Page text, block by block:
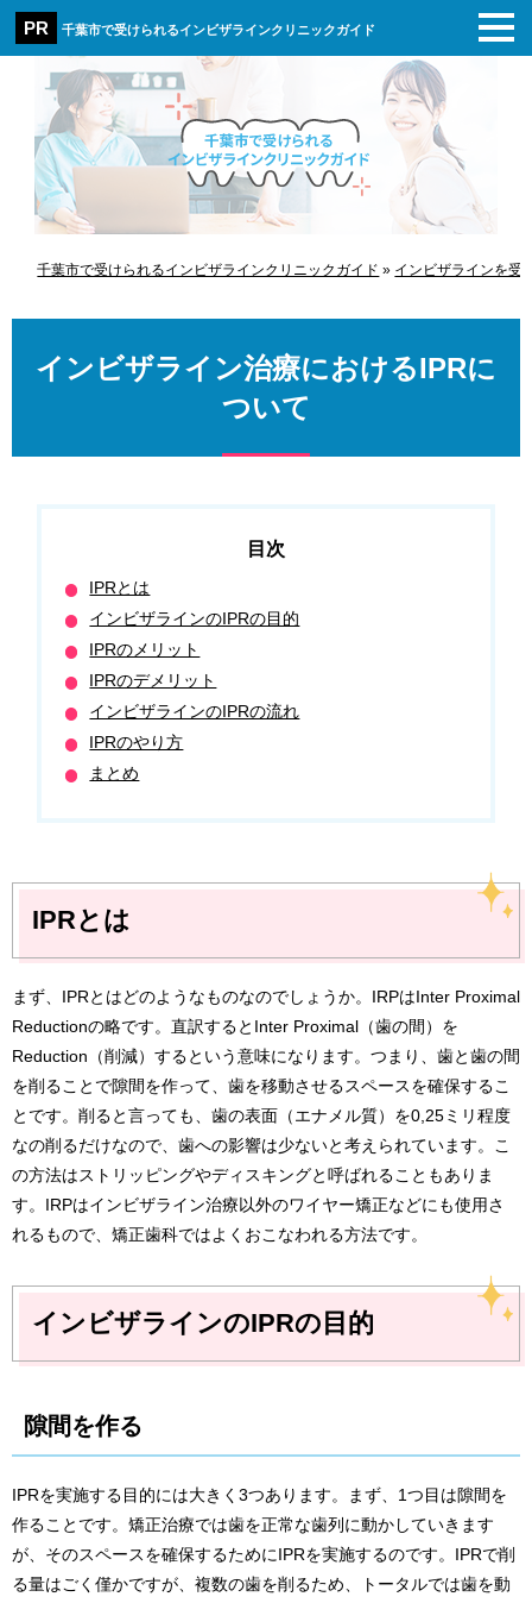
千葉市で受けられるインビザラインクリニックガイド
千葉市で受けられるインビザラインクリニックガイド » インビザラインを受
インビザライン治療におけるIPRに
ついて
IPRとは
インビザラインのIPRの目的
IPRのメリット
IPRのデメリット
インビザラインのIPRの流れ
IPRのやり方
まとめ
IPRとは
まず、IPRとはどのようなものなのでしょうか。IRPはInter Proximal
Reductionの略です。直訳するとInter Proximal（歯の間）を
Reduction（削減）するという意味になります。つまり、歯と歯の間
を削ることで隙間を作って、歯を移動させるスペースを確保するこ
とです。削ると言っても、歯の表面（エナメル質）を0,25ミリ程度
なの削るだけなので、歯への影響は少ないと考えられています。こ
の方法はストリッピングやディスキングと呼ばれることもありま
す。IRPはインビザライン治療以外のワイヤー矯正などにも使用さ
れるもので、矯正歯科ではよくおこなわれる方法です。
インビザラインのIPRの目的
隙間を作る
IPRを実施する目的には大きく3つあります。まず、1つ目は隙間を
作ることです。矯正治療では歯を正常な歯列に動かしていきます
が、そのスペースを確保するためにIPRを実施するのです。IPRで削
る量はごく僅かですが、複数の歯を削るため、トータルでは歯を動